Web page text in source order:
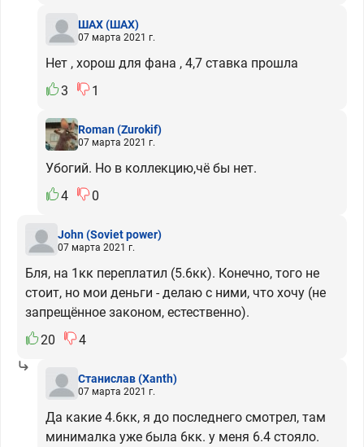
ШАХ(ШАХ)
07 марта 2021 г.
Нет , хорош для фана , 4,7 ставка прошла
3
1
Roman(Zurokif)
07 марта 2021 г.
Убогий. Но в коллекцию,чё бы нет.
4
0
John(Soviet power)
07 марта 2021 г.
Бля, на 1кк переплатил (5.6кк). Конечно, того не
стоит, но мои деньги - делаю с ними, что хочу (не
запрещённое законом, естественно).
20
4
Станислав(Xanth)
07 марта 2021 г.
Да какие 4.6кк, я до последнего смотрел, там
минималка уже была 6кк. у меня 6.4 стояло.